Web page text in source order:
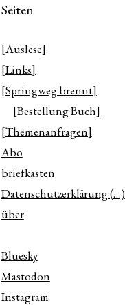
Seiten
[Auslese]
[Links]
[Springweg brennt]
[Bestellung Buch]
[Themenanfragen]
Abo
briefkasten
Datenschutzerklärung (…)
über
Bluesky
Mastodon
Instagram